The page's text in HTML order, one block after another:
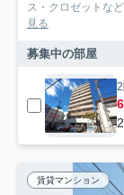
ス・クロゼットな
見る
募集中の部屋
賃貸マンション